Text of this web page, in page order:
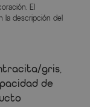
El
la descripción del
gris,
de